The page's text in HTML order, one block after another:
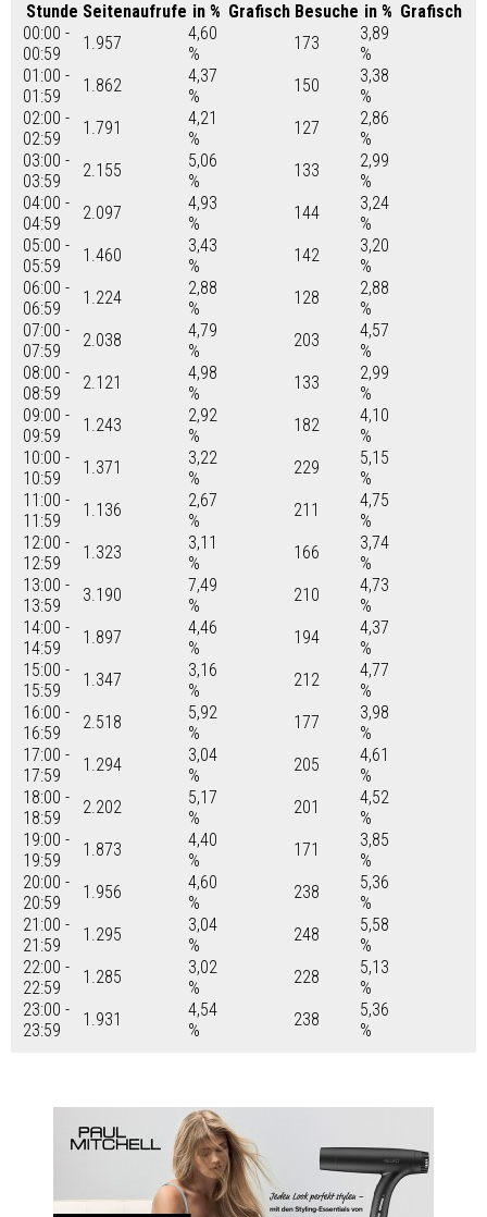
Stunde Seitenaufrufe in % Grafisch Besuche in % Grafisch
00:00 -
00:59
1.957
4,60
%
173
3,89
%
01:00 -
01:59
1.862
4,37
%
150
3,38
%
02:00 -
02:59
1.791
4,21
%
127
2,86
%
03:00 -
03:59
2.155
5,06
%
133
2,99
%
04:00 -
04:59
2.097
4,93
%
144
3,24
%
05:00 -
05:59
1.460
3,43
%
142
3,20
%
06:00 -
06:59
1.224
2,88
%
128
2,88
%
07:00 -
07:59
2.038
4,79
%
203
4,57
%
08:00 -
08:59
2.121
4,98
%
133
2,99
%
09:00 -
09:59
1.243
2,92
%
182
4,10
%
10:00 -
10:59
1.371
3,22
%
229
5,15
%
11:00 -
11:59
1.136
2,67
%
211
4,75
%
12:00 -
12:59
1.323
3,11
%
166
3,74
%
13:00 -
13:59
3.190
7,49
%
210
4,73
%
14:00 -
14:59
1.897
4,46
%
194
4,37
%
15:00 -
15:59
1.347
3,16
%
212
4,77
%
16:00 -
16:59
2.518
5,92
%
177
3,98
%
17:00 -
17:59
1.294
3,04
%
205
4,61
%
18:00 -
18:59
2.202
5,17
%
201
4,52
%
19:00 -
19:59
1.873
4,40
%
171
3,85
%
20:00 -
20:59
1.956
4,60
%
238
5,36
%
21:00 -
21:59
1.295
3,04
%
248
5,58
%
22:00 -
22:59
1.285
3,02
%
228
5,13
%
23:00 -
23:59
1.931
4,54
%
238
5,36
%